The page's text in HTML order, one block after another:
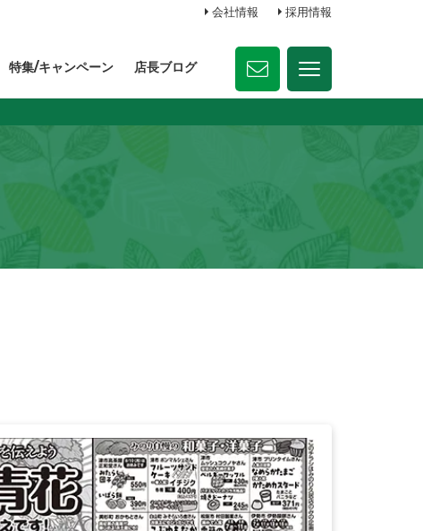
会社情報 採用情報
特集/キャンペーン 店長ブログ